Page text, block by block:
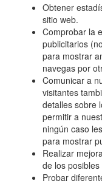
Obtener
sitio web.
Comprobar la
publicitarios
para mostrar
navegas por
Comunicar a
visitantes
detalles sobre
permitir a
ningún caso
para mostrar
Realizar
de los
Probar